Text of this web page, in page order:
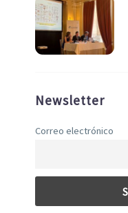
Newsletter
Correo electrónico